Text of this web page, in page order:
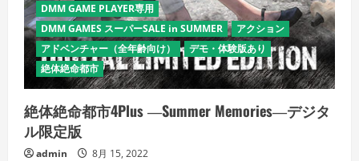
DMM GAME PLAYER専用
DMM GAMES スーパーSALE in SUMMER
アクション
アドベンチャー（全年齢向け）
デモ・体験版あり
絶体絶命都市
絶体絶命都市4Plus ―Summer Memories―デジタ
ル限定版
admin 8月 15, 2022